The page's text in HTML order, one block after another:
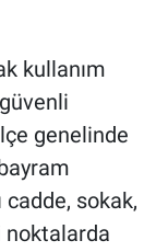
kullanım
genelinde
sokak,
noktalarda